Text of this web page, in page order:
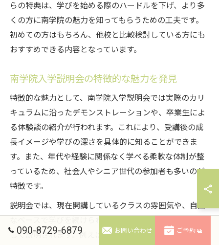
らの特典は、学びを始める際のハードルを下げ、より多
くの方に南学院の魅力を知ってもらうための工夫です。
初めての方はもちろん、他校と比較検討している方にも
おすすめできる内容となっています。
南学院入学説明会の特徴的な魅力を発見
特徴的な魅力として、南学院入学説明会では実際のカリ
キュラムに沿ったデモンストレーションや、卒業生によ
る体験談の紹介が行われます。これにより、受講後の成
長イメージや学びの深さを具体的に知ることができま
す。また、年代や経験に関係なく学べる柔軟な体制が整
っているため、社会人やシニア世代の参加者も多いのが
特徴です。
説明会では、現在開講しているクラスの雰囲気や、自由
しく説明されます。例えば、定期的な補講や卒業後のフ
090-8729-6879 お問い合わせ ご予約